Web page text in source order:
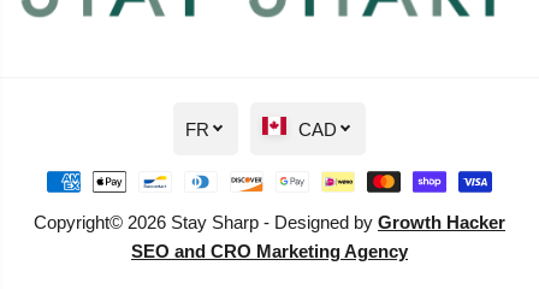
Copyright© 2026 Stay Sharp - Designed by Growth Hacker
SEO and CRO Marketing Agency
FR CAD